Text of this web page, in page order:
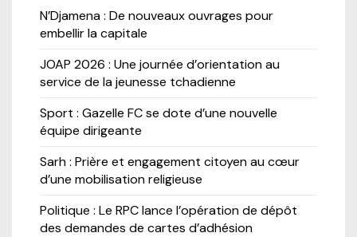
N’Djamena : De nouveaux ouvrages pour
embellir la capitale
JOAP 2026 : Une journée d’orientation au
service de la jeunesse tchadienne
Sport : Gazelle FC se dote d’une nouvelle
équipe dirigeante
Sarh : Prière et engagement citoyen au cœur
d’une mobilisation religieuse
Politique : Le RPC lance l’opération de dépôt
des demandes de cartes d’adhésion